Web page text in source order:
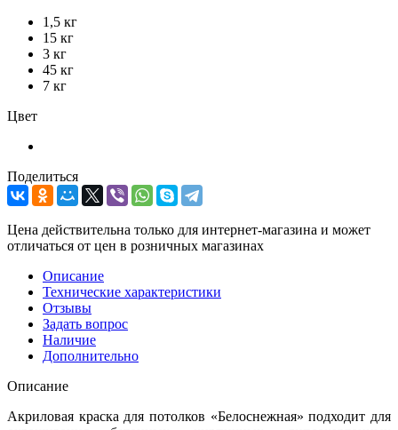
1,5 кг
15 кг
3 кг
45 кг
7 кг
Цвет
Поделиться
Цена действительна только для интернет-магазина и может
отличаться от цен в розничных магазинах
Описание
Технические характеристики
Отзывы
Задать вопрос
Наличие
Дополнительно
Описание
Акриловая краска для потолков «Белоснежная» подходит для